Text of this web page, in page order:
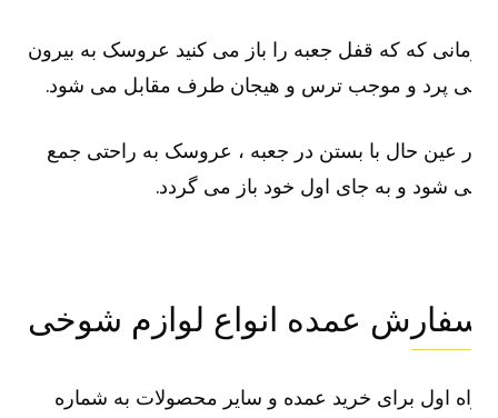
که که قفل جعبه را باز می کنید عروسک به بیرون
پرد و موجب ترس و هیجان طرف مقابل می شود.
عین حال با بستن در جعبه ، عروسک به راحتی جمع
شود و به جای اول خود باز می گردد.
عمده انواع لوازم شوخی
اول برای خرید عمده و سایر محصولات به شماره